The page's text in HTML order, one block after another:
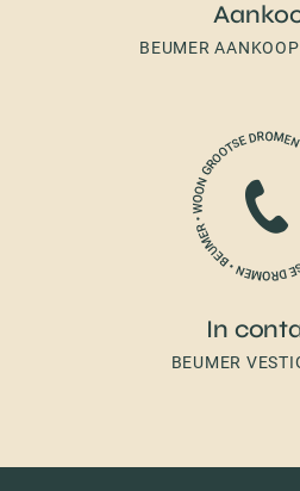
BEUMER
In
BEUMER